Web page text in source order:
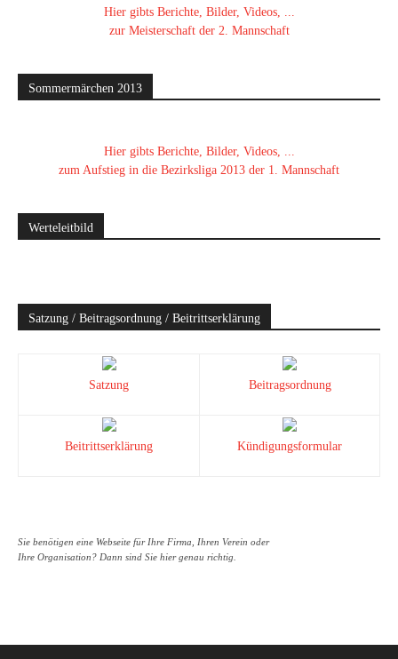
Hier gibts Berichte, Bilder, Videos, ...
zur Meisterschaft der 2. Mannschaft
Sommermärchen 2013
Hier gibts Berichte, Bilder, Videos, ...
zum Aufstieg in die Bezirksliga 2013 der 1. Mannschaft
Werteleitbild
Satzung / Beitragsordnung / Beitrittserklärung
Satzung Beitragsordnung
Beitrittserklärung Kündigungsformular
Sie benötigen eine Webseite für Ihre Firma, Ihren Verein oder
Ihre Organisation? Dann sind Sie hier genau richtig.